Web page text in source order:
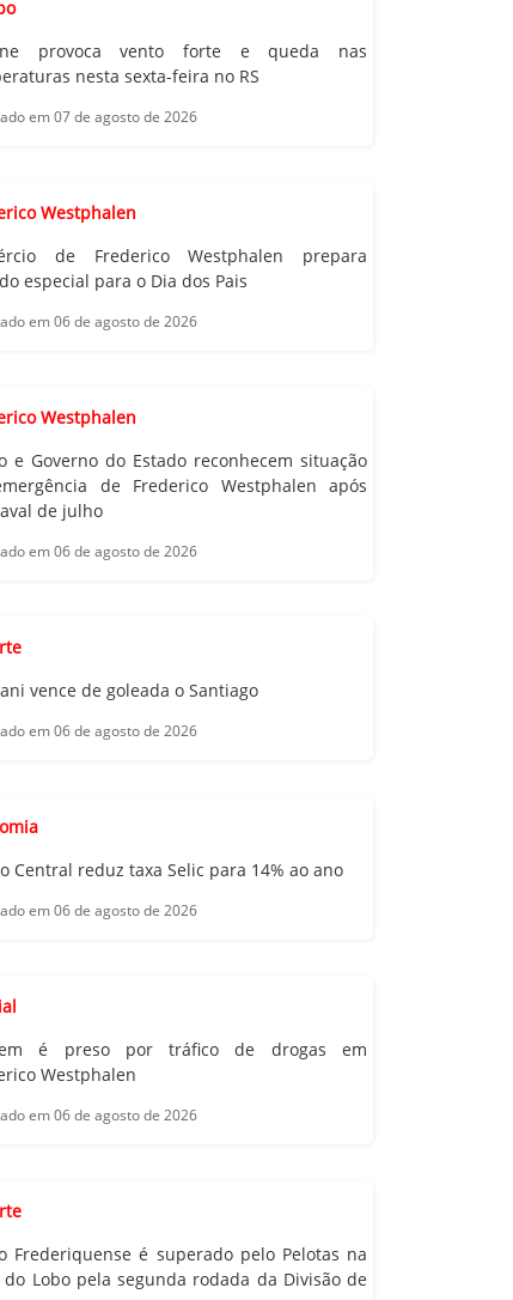
provoca vento forte e queda nas
nesta sexta-feira no RS
em 07 de agosto de 2026
Westphalen
de Frederico Westphalen prepara
especial para o Dia dos Pais
em 06 de agosto de 2026
Westphalen
e Governo do Estado reconhecem situação
de Frederico Westphalen após
de julho
em 06 de agosto de 2026
vence de goleada o Santiago
em 06 de agosto de 2026
Central reduz taxa Selic para 14% ao ano
em 06 de agosto de 2026
é preso por tráfico de drogas em
Westphalen
em 06 de agosto de 2026
Frederiquense é superado pelo Pelotas na
do Lobo pela segunda rodada da Divisão de